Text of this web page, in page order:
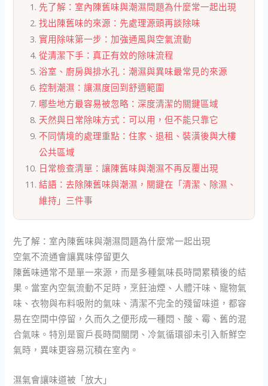
先了解：室內陳舊味與潮濕問題為什麼常一起出現
找出陳舊味的來源：先處理源頭再談除味
實用除味第一步：加強通風與空氣流動
從清潔下手：真正有效的除味流程
浴室、廚房與排水孔：潮濕與異味最常見的來源
控制潮濕：讓濕度回到舒適範圍
哪些地方最容易被忽略：深度清潔的關鍵區域
天然與日常除味方式：可以用，但不能只靠它
不同情境的處理重點：住家、退租、裝潢後與大樓
公共區域
日常檢查清單：讓陳舊味與潮濕不再反覆出現
結語：去除陳舊味與潮濕，關鍵在「清潔、除濕、
維持」三件事
先了解：室內陳舊味與潮濕問題為什麼常一起出現
空氣不流通會讓異味停留更久
陳舊味通常不是單一來源，而是多種氣味長時間累積後的結
果。當室內空氣流動不足時，烹飪油煙、人體汗味、寵物氣
味、衣物與布料吸附的氣味、清潔不完全的殘留味道，都容
易在空間中停留，久而久之便形成一種悶、酸、霉、舊的混
合氣味。特別是窗戶長時間關閉、冷氣循環卻未引入新鮮空
氣時，異味更容易沉積在室內。
濕氣會讓味道被「放大」